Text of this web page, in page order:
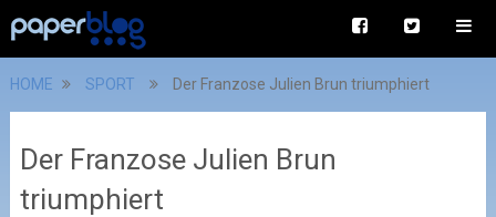
HOME SPORT Der Franzose Julien Brun triumphiert
Der Franzose Julien Brun
triumphiert